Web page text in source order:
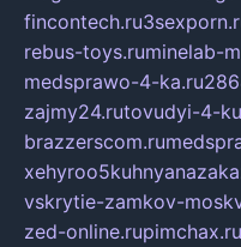
fincontech.ru
rebus-toys.ruminelab-
medsprawo-4-ka.ru
zajmy24.rutovudyi-4-
brazzerscom.ru
vskrytie-zamkov-
zed-online.rupimchax.ru